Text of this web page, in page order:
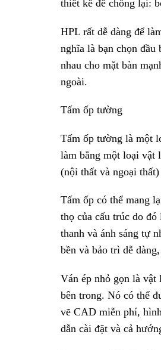
thiết kế để chống lại:
HPL rất dễ dàng để
nghĩa là bạn chọn đầu
nhau cho mặt bàn
ngoài.
Tấm ốp tường
Tấm ốp tường là một
làm bằng một loại vật
(nội thất và ngoại
Tấm ốp có thể mang
thọ của cấu trúc do
thanh và ánh sáng tự
bền và bảo trì dễ
Ván ép nhỏ gọn là vật
bên trong. Nó có thể
vẽ CAD miễn phí,
dẫn cài đặt và cả